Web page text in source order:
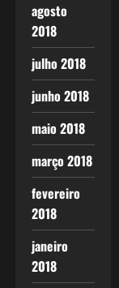
agosto
2018
julho 2018
junho 2018
maio 2018
março 2018
fevereiro
2018
janeiro
2018